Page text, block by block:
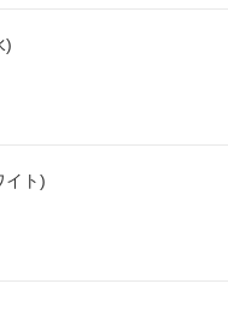
)
イト)